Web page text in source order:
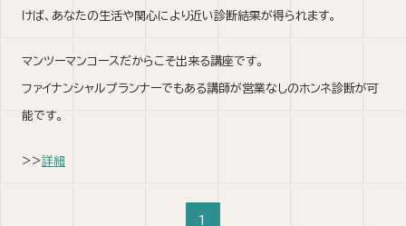
けば、あなたの生活や関心により近い診断結果が得られます。
マンツーマンコースだからこそ出来る講座です。
ファイナンシャルプランナーでもある講師が営業なしのホンネ診断が可
能です。
>>詳細
1